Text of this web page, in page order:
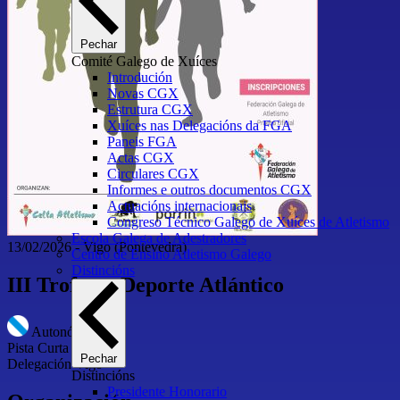
Pechar
Comité Galego de Xuíces
Introdución
Novas CGX
Estrutura CGX
Xuíces nas Delegacións da FGA
Paneis FGA
Actas CGX
Circulares CGX
Informes e outros documentos CGX
Actuacións internacionais
Congreso Técnico Galego de Xuíces de Atletismo
Escola Galega de Adestradores
Centro de Ensino Atletismo Galego
Distincións
Pechar
Distincións
Presidente Honorario
13/02/2026-Vigo(Pontevedra)
III Trofeo + Deporte Atlántico
Autonómico
Pista Curta
Delegación Vigo